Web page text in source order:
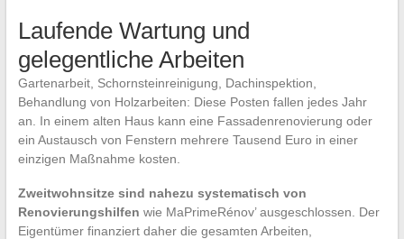
Laufende Wartung und
gelegentliche Arbeiten
Gartenarbeit, Schornsteinreinigung, Dachinspektion,
Behandlung von Holzarbeiten: Diese Posten fallen jedes Jahr
an. In einem alten Haus kann eine Fassadenrenovierung oder
ein Austausch von Fenstern mehrere Tausend Euro in einer
einzigen Maßnahme kosten.
Zweitwohnsitze sind nahezu systematisch von
Renovierungshilfen wie MaPrimeRénov’ ausgeschlossen. Der
Eigentümer finanziert daher die gesamten Arbeiten,